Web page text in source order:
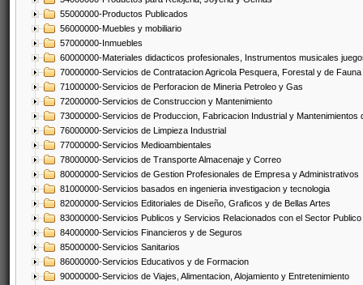
55000000-Productos Publicados
56000000-Muebles y mobiliario
57000000-Inmuebles
60000000-Materiales didacticos profesionales, Instrumentos musicales
70000000-Servicios de Contratacion Agricola Pesquera, Forestal y de Fauna
71000000-Servicios de Perforacion de Mineria Petroleo y Gas
72000000-Servicios de Construccion y Mantenimiento
73000000-Servicios de Produccion, Fabricacion Industrial y Mantenimientos
76000000-Servicios de Limpieza Industrial
77000000-Servicios Medioambientales
78000000-Servicios de Transporte Almacenaje y Correo
80000000-Servicios de Gestion Profesionales de Empresa y Administrativos
81000000-Servicios basados en ingenieria investigacion y tecnologia
82000000-Servicios Editoriales de Diseño, Graficos y de Bellas Artes
83000000-Servicios Publicos y Servicios Relacionados con el Sector Publico
84000000-Servicios Financieros y de Seguros
85000000-Servicios Sanitarios
86000000-Servicios Educativos y de Formacion
90000000-Servicios de Viajes, Alimentacion, Alojamiento y Entretenimiento